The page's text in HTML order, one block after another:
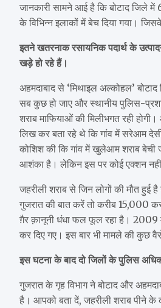
जानकारी सामने आई है कि बोटाद जिले
के विभिन्न इलाकों में बेच दिया गया।
इतने खतरनाक रसायनिक पदार्थ के
खड़े हो रहे हैं।
अहमदाबाद से ‘मिथाइल अल्कोहल’
सब कुछ हो जाए और स्थानीय पुलिस-
शराब माफियाओं की मिलीभगत रही
लिख कर बता रहे थे कि गांव में सरेआम
कोशिश की कि गांव में खुलेआम शराब बेची
आशंका है। लेकिन इस पर कोई एक्शन नहीं
जहरीली शराब से जिन लोगों की मौत हुई
गुजरात की बात करें तो करीब 15,000
ग़ैर क़ानूनी धंधा फल फूल रहा है। 2009
कर दिए गए। इस बार भी मामले की कुछ वैसे
इस घटना के बाद दो जिलों के पुलिस
गुजरात के गृह विभाग ने बोटाद और
है। आपको बता दें, जहरीली शराब पीने के